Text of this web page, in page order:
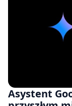
Asystent